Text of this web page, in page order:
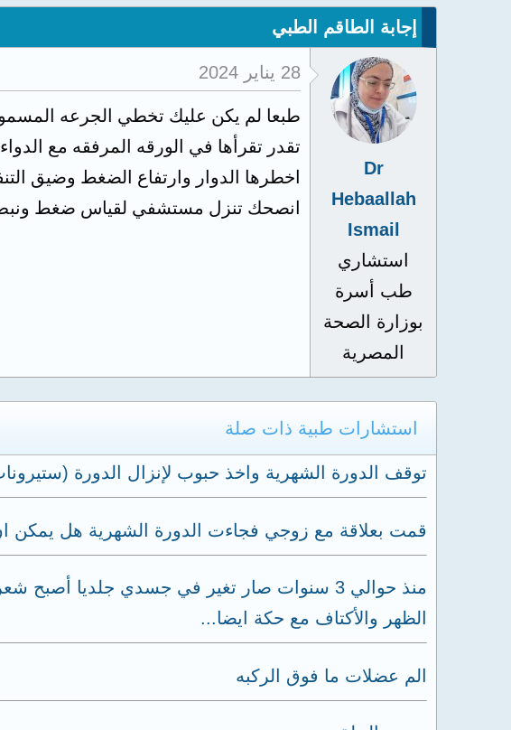
إجابة الطاقم الطبي
Dr
Hebaallah
Ismail
استشاري
طب أسرة
بوزارة الصحة
المصرية
28 يناير 2024
طبعا لم يكن عليك تخطي الجرعه
تقدر تقرأها في الورقه المرفقه مع الدواء
اخطرها الدوار وارتفاع الضغط وضيق
انصحك تنزل مستشفي لقياس ضغط ونبض
استشارات طبية ذات صلة
توقف الدورة الشهرية واخذ حبوب لإنزال الدورة
قمت بعلاقة مع زوجي فجاءت الدورة الشهرية هل يمكن
منذ حوالي 3 سنوات صار تغير في جسدي
الظهر والأكتاف مع حكة ايضا...
الم عضلات ما فوق الركبه